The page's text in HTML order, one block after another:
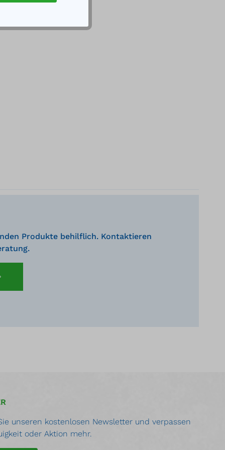
Produkte behilflich. Kontaktieren
unseren kostenlosen Newsletter und verpassen
oder Aktion mehr.